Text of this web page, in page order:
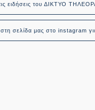
ειδήσεις του ΔΙΚΤΥΟ
σελίδα μας στο instagram